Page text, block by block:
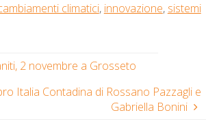
climatici, innovazione, sistemi
2 novembre a Grosseto
Italia Contadina di Rossano Pazzagli e
Gabriella Bonini